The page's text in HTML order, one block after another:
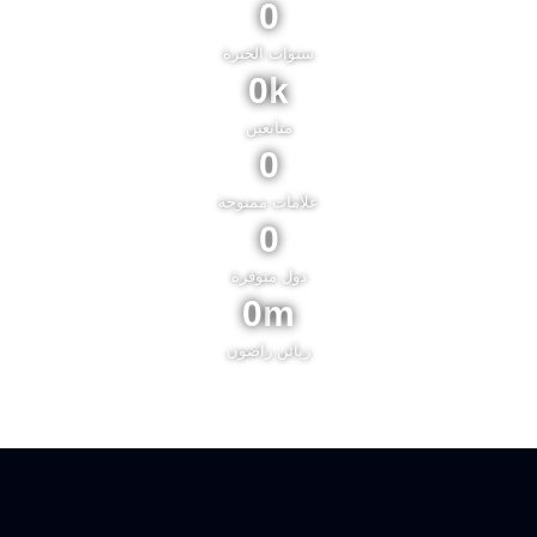
سنوات الخبرة
0
متابعين
k
0
علامات ممنوحة
0
دول متوفرة
0
زبائن راضون
m
0